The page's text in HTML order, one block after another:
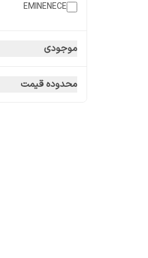
EMINENECE
موجودی
محدوده قیمت